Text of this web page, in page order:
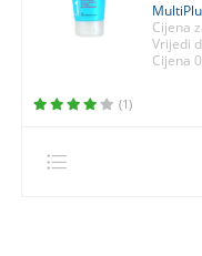
Cijena
Vrijedi
Cijena
(1)